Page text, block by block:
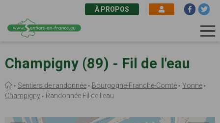
au
contenu
À PROPOS
Champigny (89) - Fil de l'eau
Fil
d'Ariane
Sentiers de randonnée Bourgogne-Franche-Comté
Yonne
Champigny
Randonnée Fil de l'eau